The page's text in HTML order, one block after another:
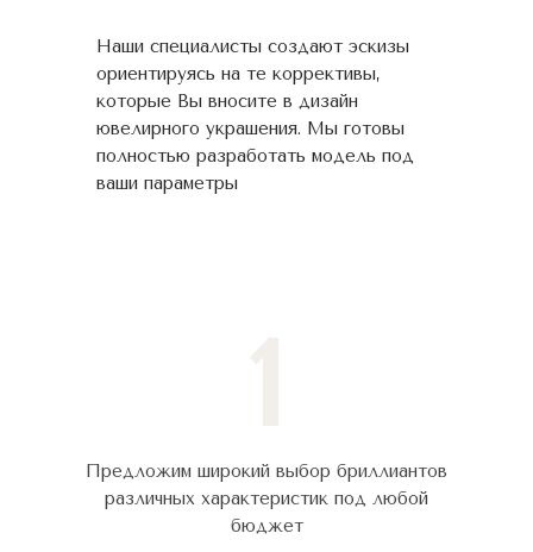
Наши специалисты создают эскизы
ориентируясь на те коррективы,
которые Вы вносите в дизайн
ювелирного украшения. Мы готовы
полностью разработать модель под
ваши параметры
Предложим широкий выбор бриллиантов
различных характеристик под любой
бюджет